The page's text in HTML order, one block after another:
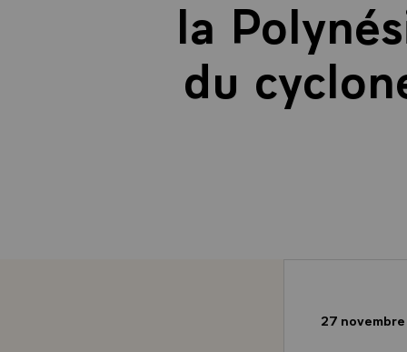
la
du
27